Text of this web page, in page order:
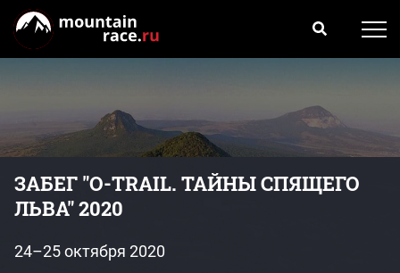
ЗАБЕГ "O-TRAIL. ТАЙНЫ СПЯЩЕГО
ЛЬВА" 2020
24–25 октября 2020